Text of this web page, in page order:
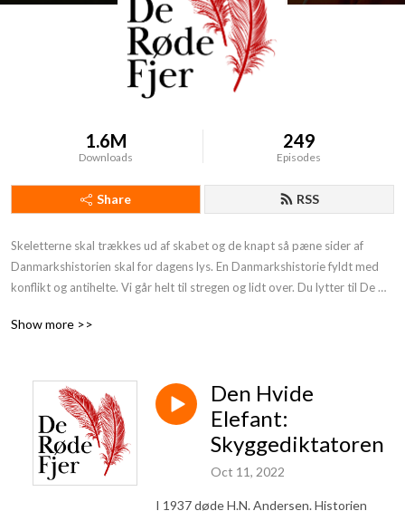
1.6M
Downloads
249
Episodes
Share RSS
Skeletterne skal trækkes ud af skabet og de knapt så pæne sider af
Danmarkshistorien skal for dagens lys. En Danmarkshistorie fyldt med
konflikt og antihelte. Vi går helt til stregen og lidt over. Du lytter til De
din podcast:https: //deroedefjer.10er.app/
Show more >>
Den Hvide
Elefant:
Skyggediktatoren
Oct 11, 2022
I 1937 døde H.N. Andersen. Historien